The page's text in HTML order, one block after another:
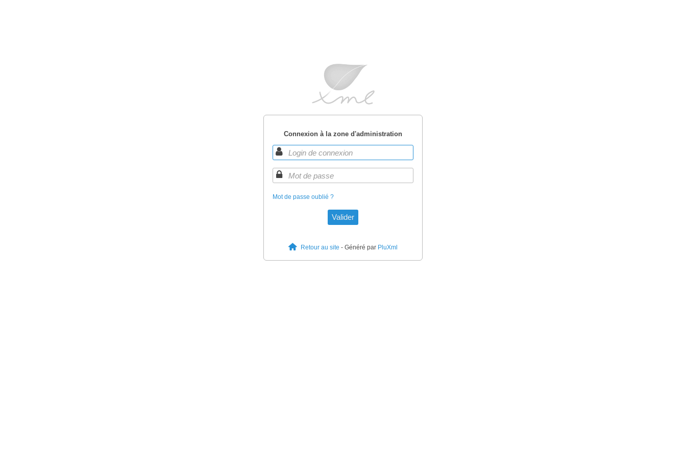
Connexion à la zone d'administration
Mot de passe oublié ?
Retour au site - Généré par PluXml